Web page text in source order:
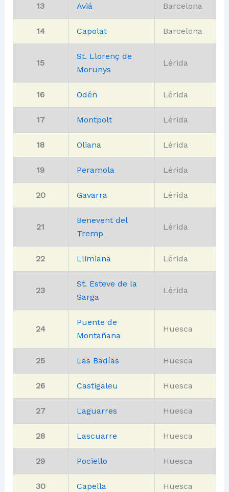
13 Aviá Barcelona
14 Capolat Barcelona
15
St. Llorenç de
Morunys
Lérida
16 Odén Lérida
17 Montpolt Lérida
18 Oliana Lérida
19 Peramola Lérida
20 Gavarra Lérida
21
Benevent del
Tremp
Lérida
22 Llimiana Lérida
23
St. Esteve de la
Sarga
Lérida
24
Puente de
Montañana
Huesca
25 Las Badías Huesca
26 Castigaleu Huesca
27 Laguarres Huesca
28 Lascuarre Huesca
29 Pociello Huesca
30 Capella Huesca